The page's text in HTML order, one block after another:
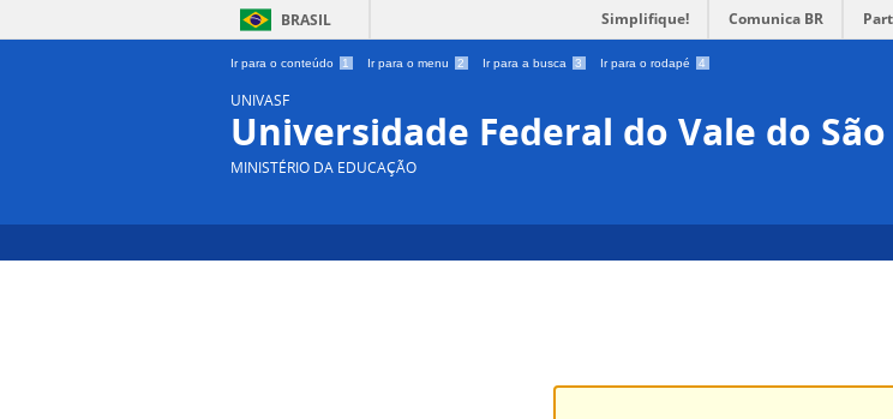
BRASIL Simplifique! Comunica BR
Ir para o conteúdo 1 Ir para o menu 2 Ir para a busca 3 Ir para o rodapé 4
UNIVASF
Universidade Federal do Vale do
MINISTÉRIO DA EDUCAÇÃO